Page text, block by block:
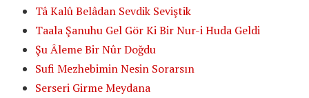
Tâ Kalû Belâdan Sevdik Seviştik
Taala Şanuhu Gel Gör Ki Bir Nur-i Huda Geldi
Şu Âleme Bir Nûr Doğdu
Sufi Mezhebimin Nesin Sorarsın
Serseri Girme Meydana